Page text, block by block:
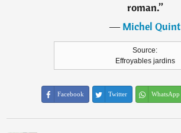
roman.”
―Michel Quint
Source:
Effroyables jardins
Facebook Twitter WhatsApp